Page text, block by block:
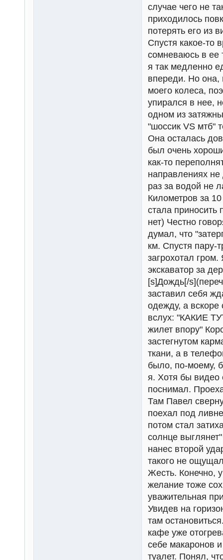
случае чего не
приходилось
потерять его из
Спустя какое-то
сомневаюсь в ее
я так медленно
впереди. Но она,
моего колеса,
упирался в нее,
одном из
"шоссик VS мтб"
Она осталась
был очень
как-то
направлениях
раз за водой не
Километров за
стала
нет) Честно
думал, что
км. Спустя пару-
загрохотал
экскаватор за
[s]Дождь[/
заставил себя
одежду, а вскоре
вслух: "КАКИЕ
жилет впору"
застегнутом
ткани, а в
было, по-моему,
я. Хотя бы видео
поснимал.
Там Павел
поехал под
потом стал
солнце
нанес второй
такого не
Жесть. Конечно,
желание тоже
уважительная
Увидев на
там
кафе уже
себе макаронов
туалет. Понял,